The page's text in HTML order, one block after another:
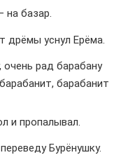
на базар.
дрёмы уснул Ерёма.
очень рад барабану
барабанит
и пропалывал.
Бурёнушку.